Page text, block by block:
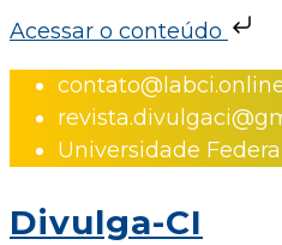
Acessar o conteúdo
Skip
contentUniversidade
Divulga-CI